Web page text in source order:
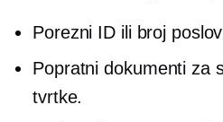
Porezni ID ili broj
Popratni dokumenti za
tvrtke.